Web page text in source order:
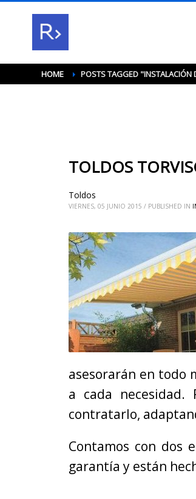
HOME POSTS TAGGED "INSTALACIÓN
TOLDOS
Toldos
VIERNES, 05 JUNIO 2015 / PUBLISHED IN
asesorarán en todo
a cada
contratarlo,
Contamos con dos
garantía y están